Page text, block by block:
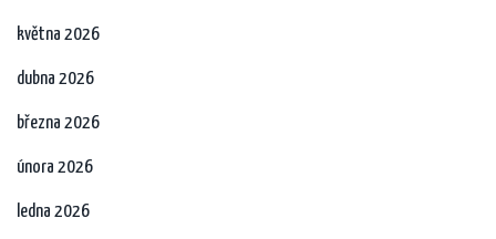
května 2026
dubna 2026
března 2026
února 2026
ledna 2026